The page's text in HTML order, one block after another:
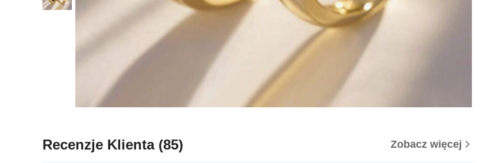
Recenzje Klienta (85) Zobacz więcej